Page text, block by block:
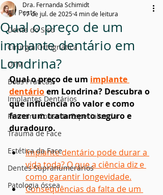
All Posts
Dente do Siso
Cirurgia Ortognática
DTM
Boas Práticas
Implantes Dentários
Primeira Consulta Especializada
Trauma de Face
Estética da Face
Dentes Supranumerários
Patologia óssea
Qual o preço de um
implante dentário em
Londrina?
Dra. Fernanda Schimidt
17 de jul. de 20254 min de leitura
Qual o preço de um implante
dentário em Londrina? Descubra o
que influencia no valor e como
fazer um tratamento seguro e
duradouro.
Implante dentário pode durar a
vida toda? O que a ciência diz e
como garantir longevidade.
Consequências da falta de um